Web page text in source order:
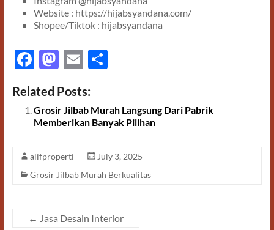
Website : https://hijabsyandana.com/
Shopee/Tiktok : hijabsyandana
F
e
b
o
k
M
to
d
n
E
ail
S
e
Related Posts:
Grosir Jilbab Murah Langsung Dari Pabrik
Memberikan Banyak Pilihan
alifproperti
July 3, 2025
Grosir Jilbab Murah Berkualitas
← Jasa Desain Interior